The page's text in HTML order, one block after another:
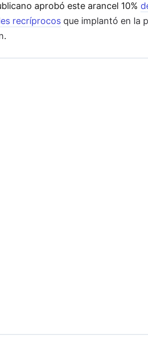
aprobó este arancel 10%
recríprocosque implantó en la
.